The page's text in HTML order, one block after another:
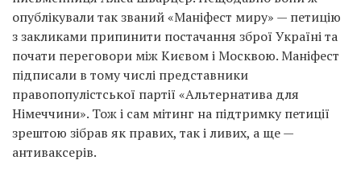
опублікували так званий «Маніфест миру» — петицію
з закликами припинити постачання зброї Україні та
почати переговори між Києвом і Москвою. Маніфест
підписали в тому числі представники
правопопулістської партії «Альтернатива для
Німеччини». Тож і сам мітинг на підтримку петиції
зрештою зібрав як правих, так і ливих, а ще —
антиваксерів.